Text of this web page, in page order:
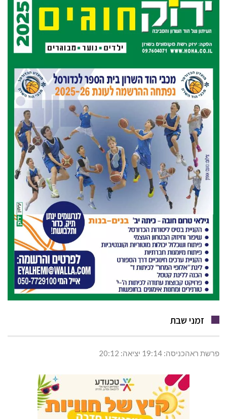
זמני שבת
פרשת ראהכניסה: 19:14 יציאה: 20:12